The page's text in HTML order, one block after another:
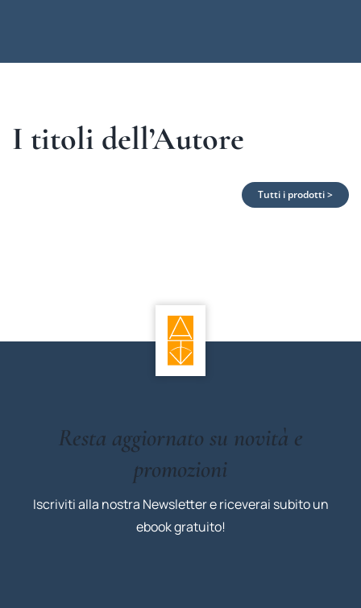
I titoli dell’Autore
Tutti i prodotti >
Resta aggiornato su novità e
promozioni
Iscriviti alla nostra Newsletter e riceverai subito un
ebook gratuito!